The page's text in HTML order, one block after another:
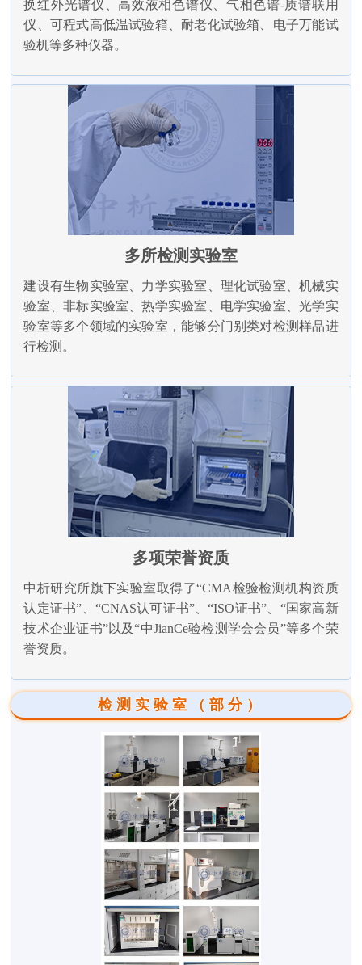
换红外光谱仪、高效液相色谱仪、气相色谱-质谱联用
仪、可程式高低温试验箱、耐老化试验箱、电子万能试
验机等多种仪器。
多所检测实验室
建设有生物实验室、力学实验室、理化试验室、机械实
验室、非标实验室、热学实验室、电学实验室、光学实
验室等多个领域的实验室，能够分门别类对检测样品进
行检测。
多项荣誉资质
中析研究所旗下实验室取得了“CMA检验检测机构资质
认定证书”、“CNAS认可证书”、“ISO证书”、“国家高新
技术企业证书”以及“中JianCe验检测学会会员”等多个荣
誉资质。
检测实验室（部分）